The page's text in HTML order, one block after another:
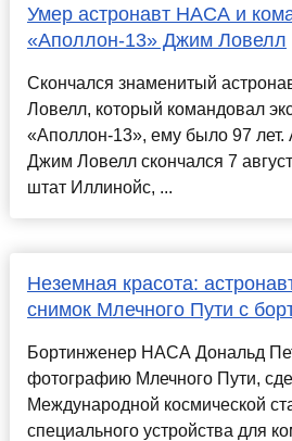
Умер астронавт НАСА и
«Аполлон-13» Джим Ловелл
Скончался знаменитый
Ловелл, который командовал
«Аполлон-13», ему было 97
Джим Ловелл скончался 7
штат Иллинойс, ...
Неземная красота:
снимок Млечного Пути с
Бортинженер НАСА Дональд
фотографию Млечного Пути,
Международной космической
специального устройства для